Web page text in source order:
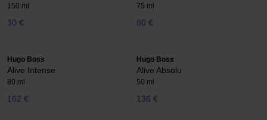
150 ml
30 €
75 ml
80 €
Hugo Boss
Alive Intense
80 ml
162 €
Hugo Boss
Alive Absolu
50 ml
136 €